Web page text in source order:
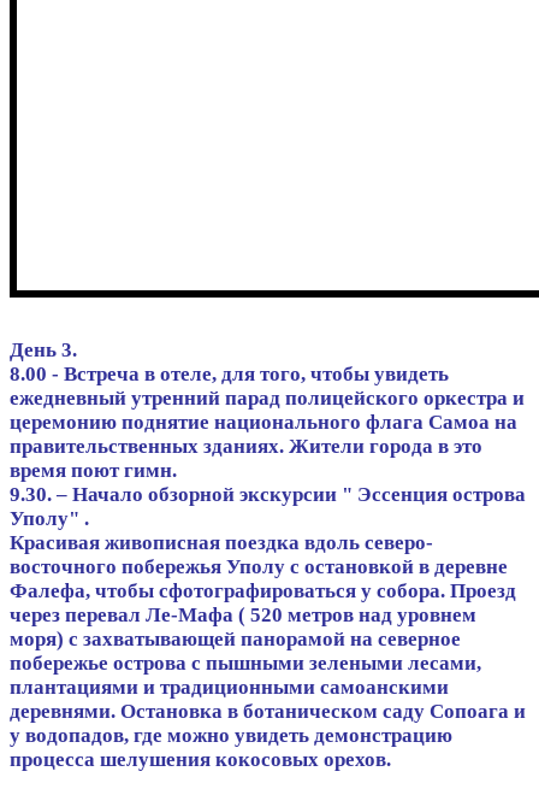
День 3.
8.00 - Встреча в отеле, для того, чтобы увидеть
ежедневный утренний парад полицейского оркестра и
церемонию поднятие национального флага Самоа на
правительственных зданиях. Жители города в это
время поют гимн.
9.30. – Начало обзорной экскурсии " Эссенция острова
Уполу" .
Красивая живописная поездка вдоль северо-
восточного побережья Уполу с остановкой в деревне
Фалефа, чтобы сфотографироваться у собора. Проезд
через перевал Ле-Мафа ( 520 метров над уровнем
моря) с захватывающей панорамой на северное
побережье острова с пышными зелеными лесами,
плантациями и традиционными самоанскими
деревнями. Остановка в ботаническом саду Сопоага и
у водопадов, где можно увидеть демонстрацию
процесса шелушения кокосовых орехов.